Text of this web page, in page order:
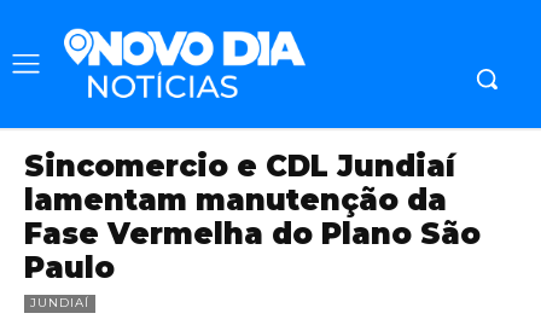
Sincomercio e CDL Jundiaí
lamentam manutenção da
Fase Vermelha do Plano São
Paulo
JUNDIAÍ